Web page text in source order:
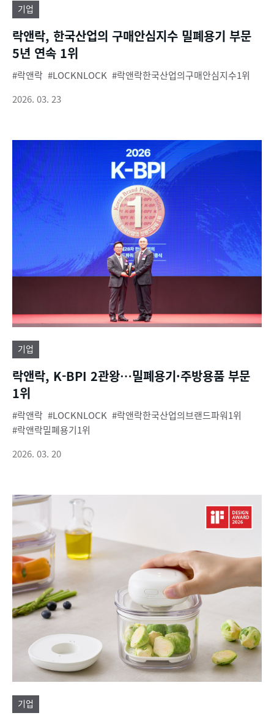
기업
락앤락, 한국산업의 구매안심지수 밀폐용기 부문
5년 연속 1위
락앤락 LOCKNLOCK
락앤락한국산업의구매안심지수1위
2026. 03. 23
기업
락앤락, K-BPI 2관왕…밀폐용기·주방용품 부문
1위
락앤락 LOCKNLOCK
락앤락한국산업의브랜드파워1위
락앤락밀폐용기1위
2026. 03. 20
기업